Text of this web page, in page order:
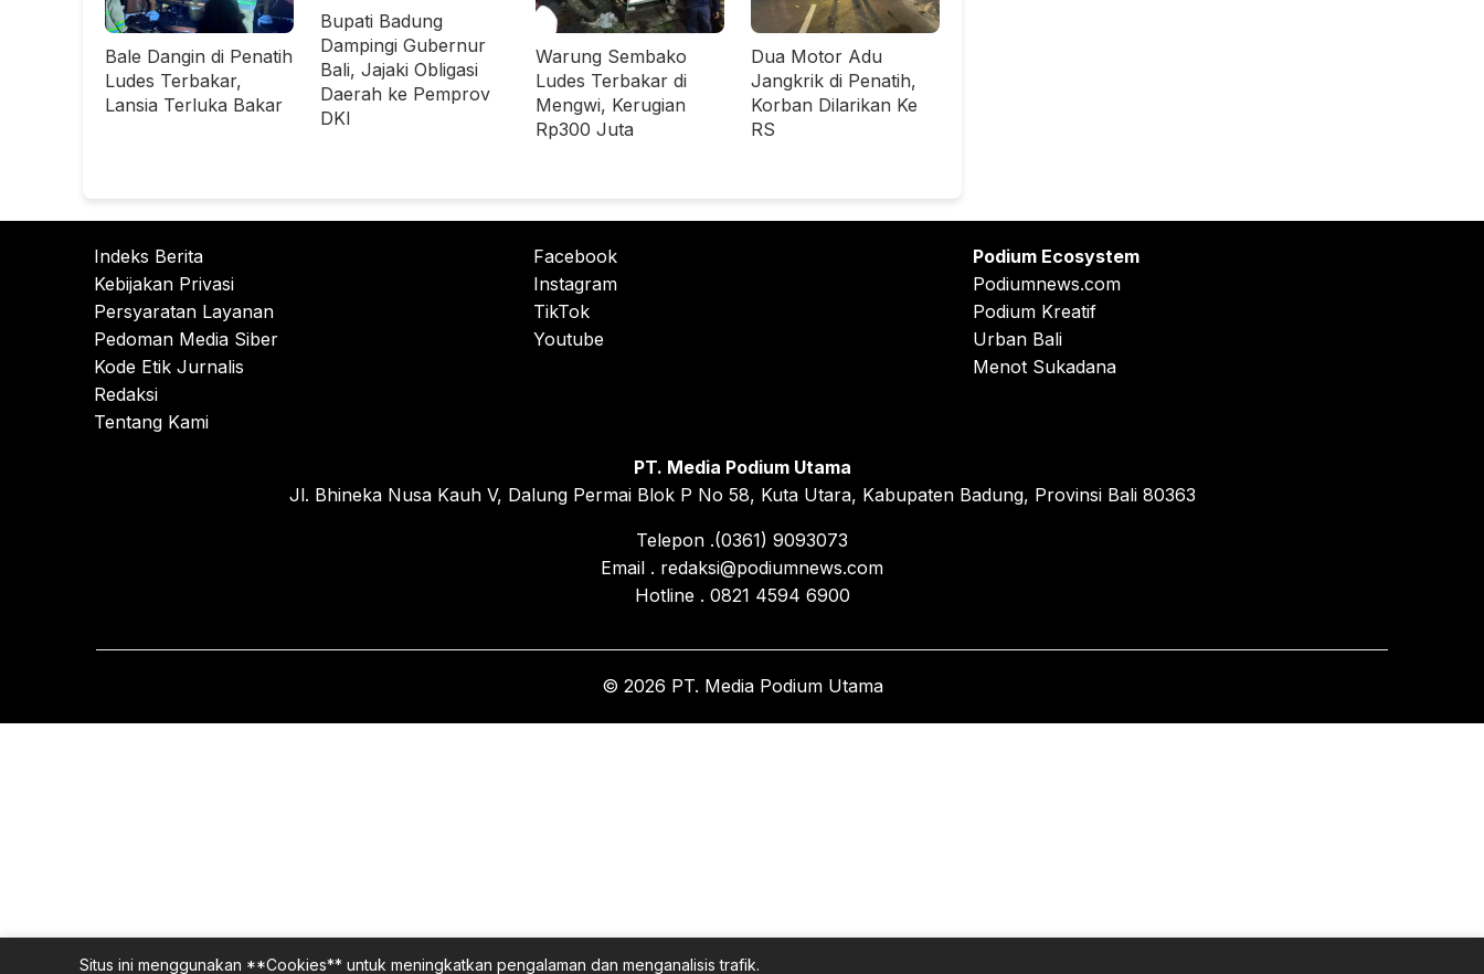
Bale Dangin di Penatih
Ludes Terbakar,
Lansia Terluka Bakar
Bupati Badung
Dampingi Gubernur
Bali, Jajaki Obligasi
Daerah ke Pemprov
DKI
Warung Sembako
Ludes Terbakar di
Mengwi, Kerugian
Rp300 Juta
Dua Motor Adu
Jangkrik di Penatih,
Korban Dilarikan Ke
RS
Indeks Berita
Kebijakan Privasi
Persyaratan Layanan
Pedoman Media Siber
Kode Etik Jurnalis
Redaksi
Tentang Kami
Facebook
Instagram
TikTok
Youtube
Podium Ecosystem
Podiumnews.com
Podium Kreatif
Urban Bali
Menot Sukadana
PT. Media Podium Utama
Jl. Bhineka Nusa Kauh V, Dalung Permai Blok P No 58, Kuta Utara, Kabupaten Badung, Provinsi Bali 80363
Telepon .(0361) 9093073
Email . redaksi@podiumnews.com
Hotline . 0821 4594 6900
© 2026 PT. Media Podium Utama
Situs ini menggunakan **Cookies** untuk meningkatkan pengalaman dan menganalisis trafik.